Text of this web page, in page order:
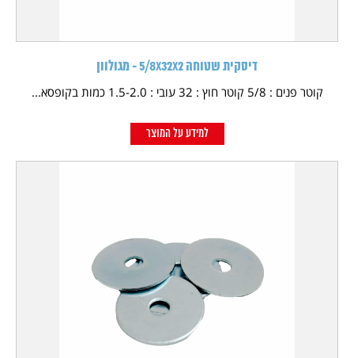
דיסקית שטוחה 5/8X32X2 - מגולוון
קוטר פנים : 5/8 קוטר חוץ : 32 עובי : 1.5-2.0 כמות בקופסא...
למידע על המוצר